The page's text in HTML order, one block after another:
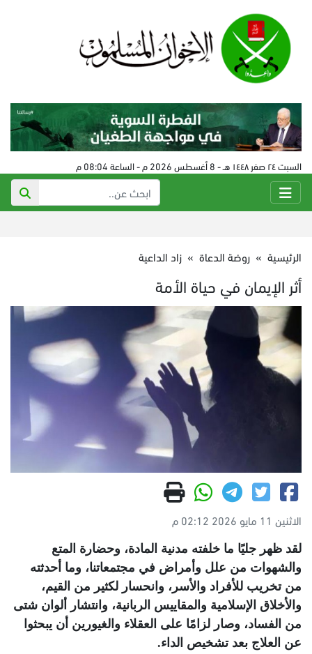
السبت ٢٤ صفر ١٤٤٨ هـ - 8 أغسطس 2026 م - الساعة 08:04 م
الرئيسية » روضة الدعاة » زاد الداعية
أثر الإيمان في حياة الأمة
الاثنين 11 مايو 2026 02:12 م
لقد ظهر جليًا ما خلفته مدنية المادة، وحضارة المتع
والشهوات من علل وأمراض في مجتمعاتنا، وما أحدثته
من تخريب للأفراد والأسر، وانحسار لكثير من القيم،
والأخلاق الإسلامية والمقاييس الربانية، وانتشار ألوان شتى
من الفساد، وصار لزامًا على العقلاء والغيورين أن يبحثوا
عن العلاج بعد تشخيص الداء.